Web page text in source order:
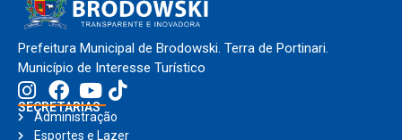
Prefeitura Municipal de Brodowski. Terra de Portinari.
Município de Interesse Turístico
SECRETARIAS
Administração
Esportes e Lazer